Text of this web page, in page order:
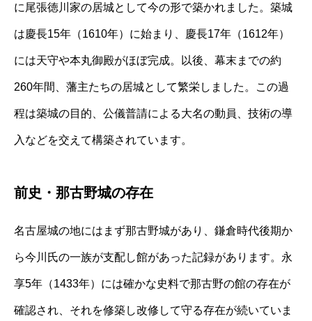
に尾張徳川家の居城として今の形で築かれました。築城
は慶長15年（1610年）に始まり、慶長17年（1612年）
には天守や本丸御殿がほぼ完成。以後、幕末までの約
260年間、藩主たちの居城として繁栄しました。この過
程は築城の目的、公儀普請による大名の動員、技術の導
入などを交えて構築されています。
前史・那古野城の存在
名古屋城の地にはまず那古野城があり、鎌倉時代後期か
ら今川氏の一族が支配し館があった記録があります。永
享5年（1433年）には確かな史料で那古野の館の存在が
確認され、それを修築し改修して守る存在が続いていま